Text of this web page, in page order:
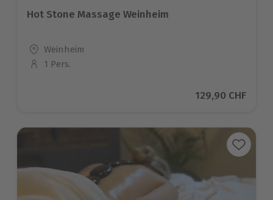
Hot Stone Massage Weinheim
Standort
Weinheim
Anzahl der Teilnehmer
1 Pers.
Aktueller Preis
129,90 CHF